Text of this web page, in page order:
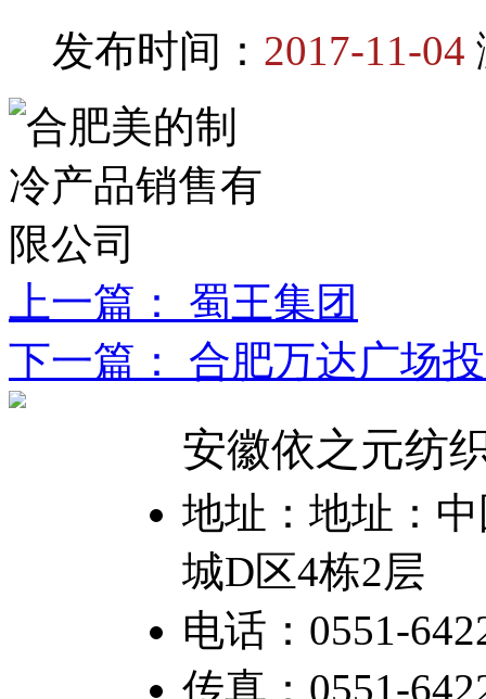
发布时间： 2017-11-04
上一篇： 蜀王集团
下一篇： 合肥万达广场
安徽依之元纺
地址：地址：
城D区4栋2层
电话：0551-
传真：0551-